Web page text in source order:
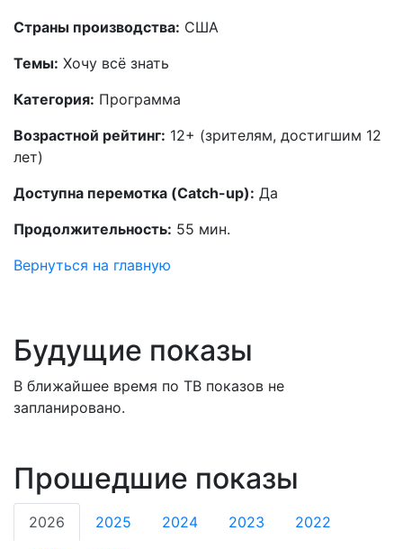
Страны производства: США
Темы: Хочу всё знать
Категория: Программа
Возрастной рейтинг: 12+ (зрителям, достигшим 12
лет)
Доступна перемотка (Catch-up): Да
Продолжительность: 55 мин.
Вернуться на главную
Будущие показы
В ближайшее время по ТВ показов не
запланировано.
Прошедшие показы
2026 2025 2024 2023 2022